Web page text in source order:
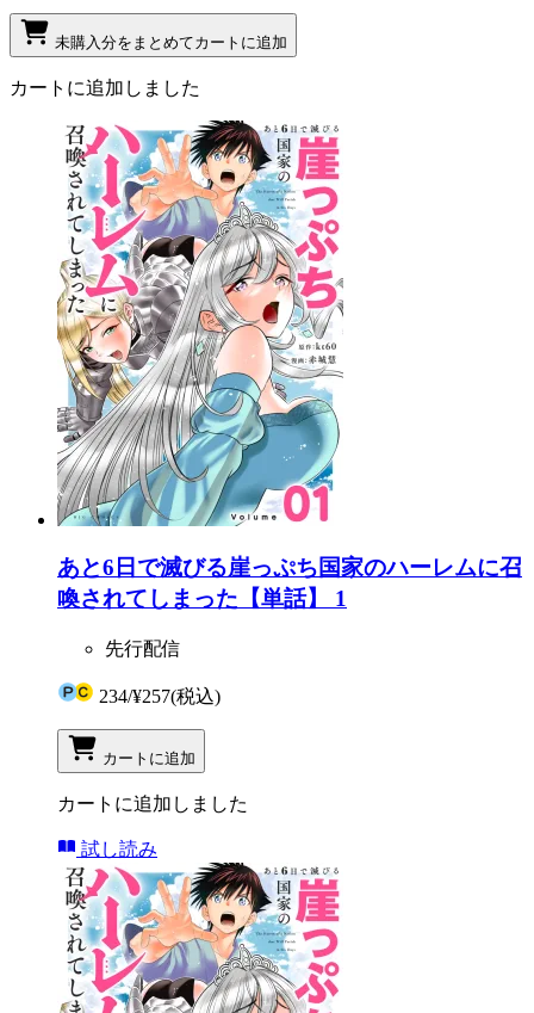
未購入分をまとめてカートに追加
カートに追加しました
あと6日で滅びる崖っぷち国家のハーレムに召
喚されてしまった【単話】 1
先行配信
234/¥257(税込)
カートに追加
カートに追加しました
試し読み